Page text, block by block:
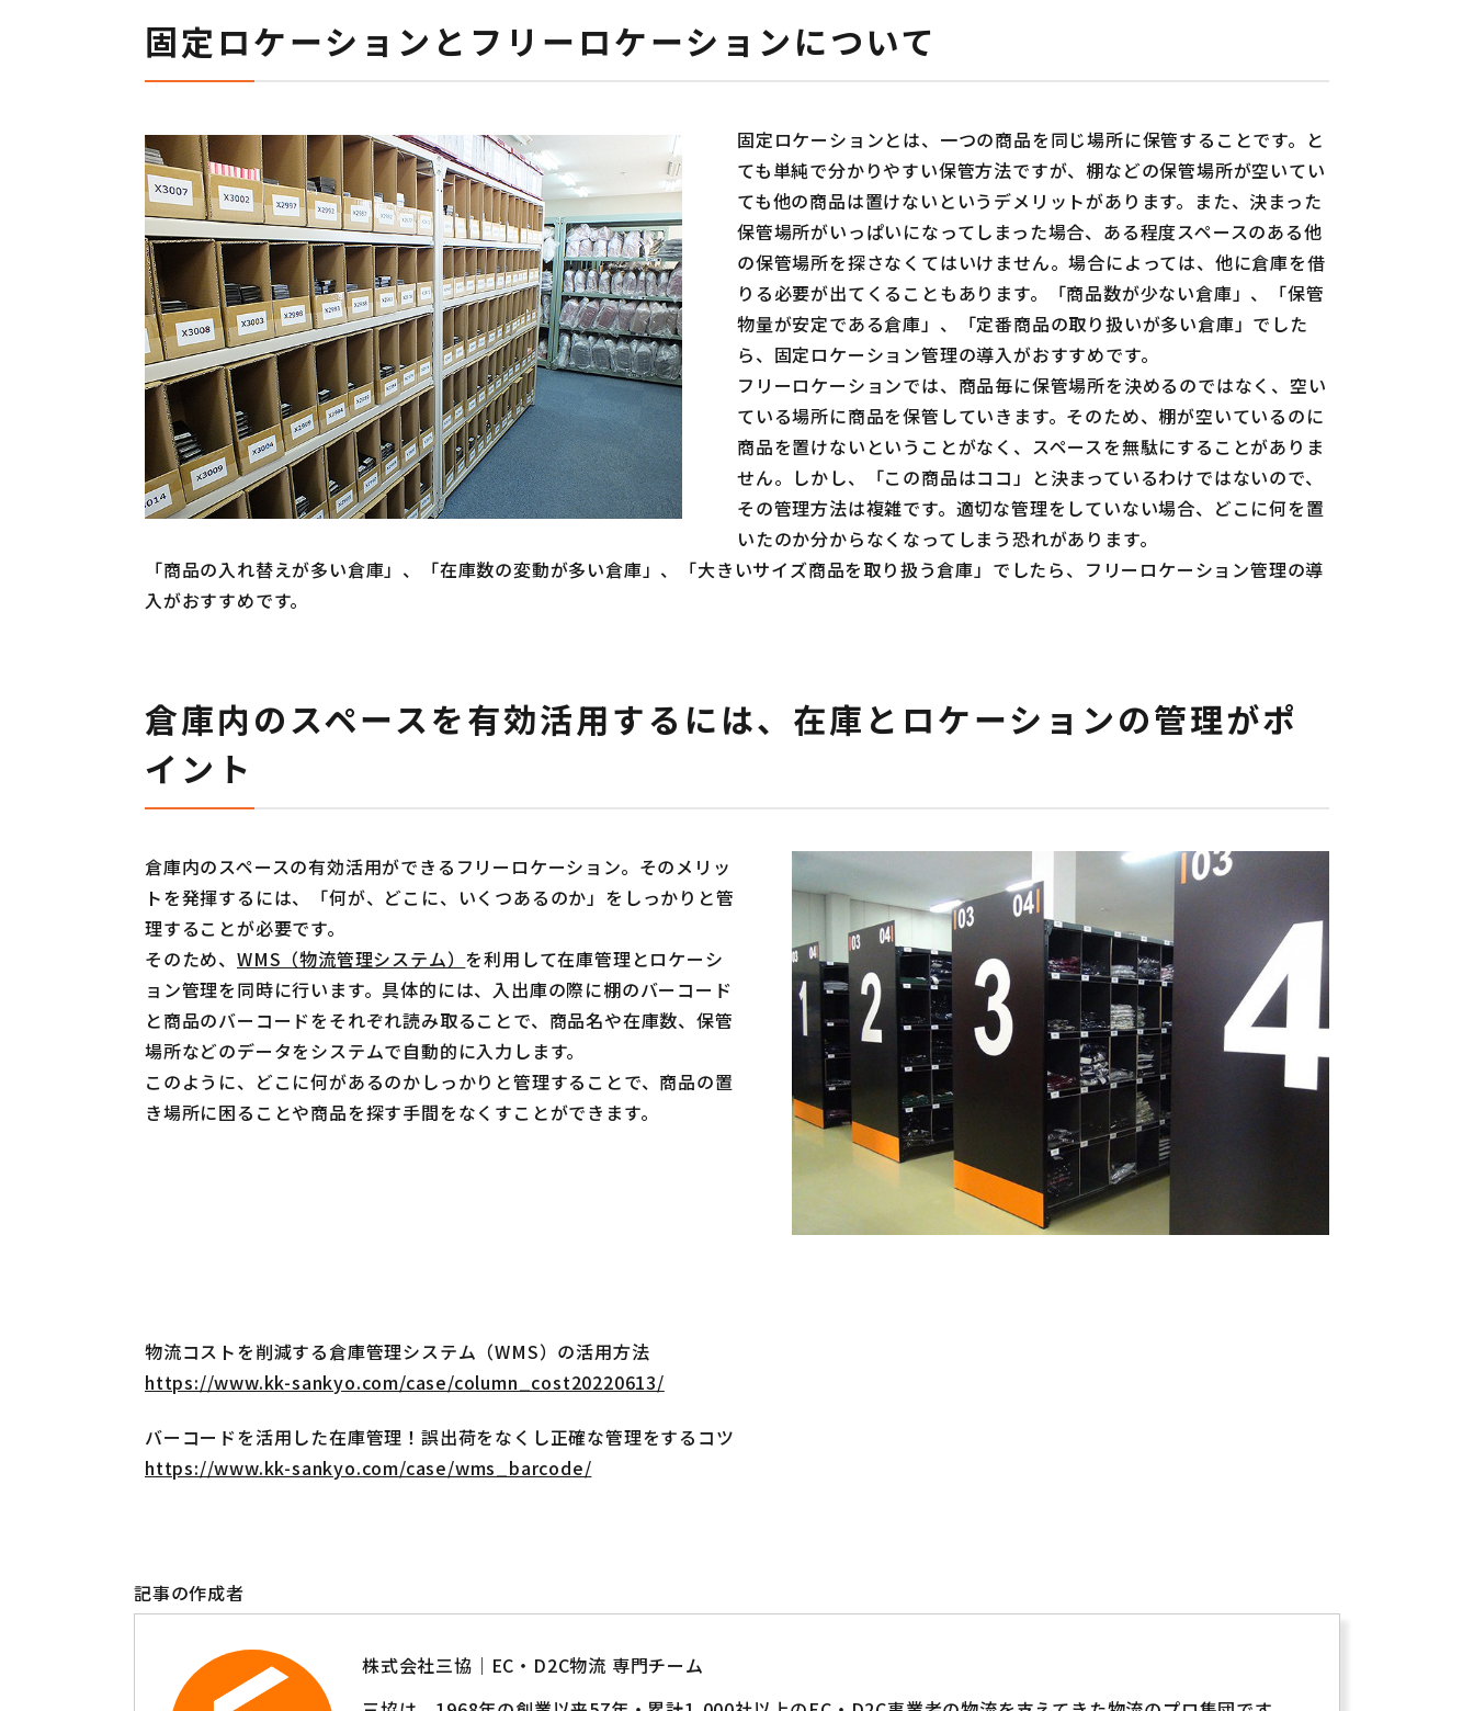
固定ロケーションとフリーロケーションについて
固定ロケーションとは、一つの商品を同じ場所に保管することです。と
ても単純で分かりやすい保管方法ですが、棚などの保管場所が空いてい
ても他の商品は置けないというデメリットがあります。また、決まった
保管場所がいっぱいになってしまった場合、ある程度スペースのある他
の保管場所を探さなくてはいけません。場合によっては、他に倉庫を借
りる必要が出てくることもあります。「商品数が少ない倉庫」、「保管
物量が安定である倉庫」、「定番商品の取り扱いが多い倉庫」でした
ら、固定ロケーション管理の導入がおすすめです。
フリーロケーションでは、商品毎に保管場所を決めるのではなく、空い
ている場所に商品を保管していきます。そのため、棚が空いているのに
商品を置けないということがなく、スペースを無駄にすることがありま
せん。しかし、「この商品はココ」と決まっているわけではないので、
その管理方法は複雑です。適切な管理をしていない場合、どこに何を置
いたのか分からなくなってしまう恐れがあります。
「商品の入れ替えが多い倉庫」、「在庫数の変動が多い倉庫」、「大きいサイズ商品を取り扱う倉庫」でしたら、フリーロケーション管理の導
入がおすすめです。
倉庫内のスペースを有効活用するには、在庫とロケーションの管理がポ
イント
倉庫内のスペースの有効活用ができるフリーロケーション。そのメリッ
トを発揮するには、「何が、どこに、いくつあるのか」をしっかりと管
理することが必要です。
そのため、 WMS（物流管理システム） を利用して在庫管理とロケーシ
ョン管理を同時に行います。具体的には、入出庫の際に棚のバーコード
と商品のバーコードをそれぞれ読み取ることで、商品名や在庫数、保管
場所などのデータをシステムで自動的に入力します。
このように、どこに何があるのかしっかりと管理することで、商品の置
き場所に困ることや商品を探す手間をなくすことができます。
物流コストを削減する倉庫管理システム（WMS）の活用方法
https://www.kk-sankyo.com/case/column_cost20220613/
バーコードを活用した在庫管理！誤出荷をなくし正確な管理をするコツ
https://www.kk-sankyo.com/case/wms_barcode/
記事の作成者
株式会社三協｜EC・D2C物流 専門チーム